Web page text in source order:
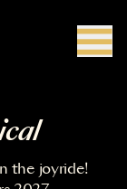
the joyride!